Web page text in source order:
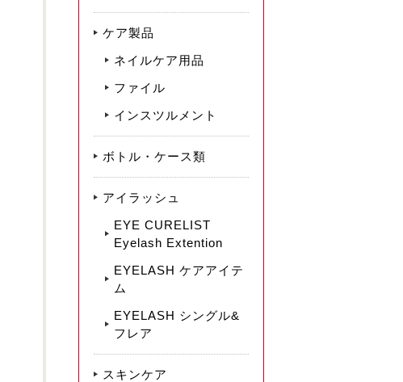
ケア製品
ネイルケア用品
ファイル
インスツルメント
ボトル・ケース類
アイラッシュ
EYE CURELIST
Eyelash Extention
EYELASH ケアアイテ
ム
EYELASH シングル&
フレア
スキンケア